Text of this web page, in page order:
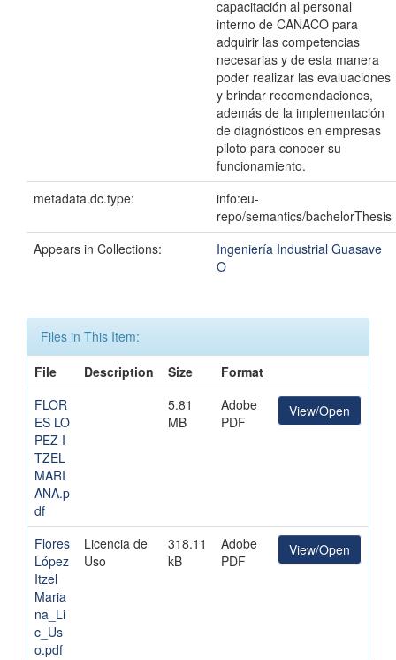
capacitación al personal
interno de CANACO para
adquirir las competencias
necesarias y de esta manera
poder realizar las evaluaciones
y brindar recomendaciones,
además de la implementación
de diagnósticos en empresas
piloto para conocer su
funcionamiento.
metadata.dc.type:
info:eu-
repo/semantics/bachelorThesis
Appears in Collections:
Ingeniería Industrial Guasave
O
Files in This Item:
File
Description Size
Format
FLOR
ES LO
PEZ I
TZEL
MARI
ANA.p
df
5.81
MB
Adobe
PDF
View/Open
Flores
López
Itzel
Maria
na_Li
c_Us
o.pdf
Licencia de
Uso
318.11
kB
Adobe
PDF
View/Open